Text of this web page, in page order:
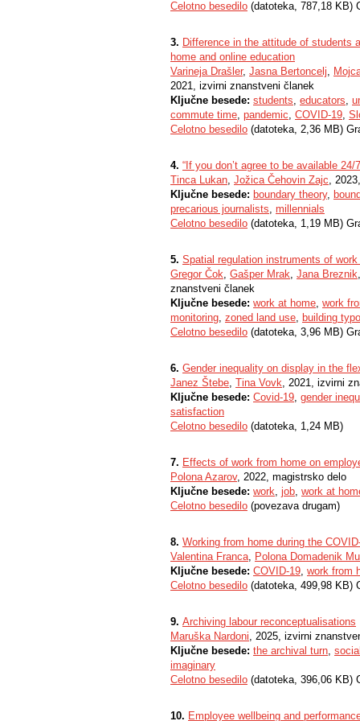
Celotno besedilo (datoteka, 787,18 KB)
3. Difference in the attitude of students
home and online education
Varineja Drašler, Jasna Bertoncelj,
2021, izvirni znanstveni članek
Ključne besede: students, educators,
commute time, pandemic, COVID-19,
Celotno besedilo (datoteka, 2,36 MB)
4. “If you don’t agree to be available
Tinca Lukan, Jožica Čehovin Zajc,
Ključne besede: boundary theory,
precarious journalists, millennials
Celotno besedilo (datoteka, 1,19 MB)
5. Spatial regulation instruments of
Gregor Čok, Gašper Mrak, Jana Breznik
znanstveni članek
Ključne besede: work at home, work
monitoring, zoned land use, building
Celotno besedilo (datoteka, 3,96 MB)
6. Gender inequality on display in the
Janez Štebe, Tina Vovk, 2021, izvirni
Ključne besede: Covid-19, gender
satisfaction
Celotno besedilo (datoteka, 1,24 MB)
7. Effects of work from home on
Polona Azarov, 2022, magistrsko delo
Ključne besede: work, job, work at
Celotno besedilo (povezava drugam)
8. Working from home during the
Valentina Franca, Polona Domadenik
Ključne besede: COVID-19, work from
Celotno besedilo (datoteka, 499,98 KB)
9. Archiving labour reconceptualisations
Maruška Nardoni, 2025, izvirni
Ključne besede: the archival turn,
imaginary
Celotno besedilo (datoteka, 396,06 KB)
10. Employee wellbeing and